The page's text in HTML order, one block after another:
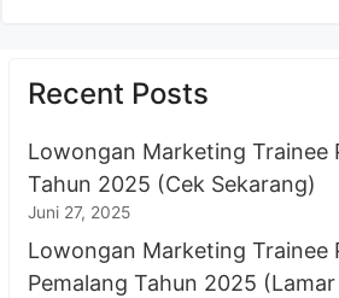
Recent Posts
Lowongan Marketing Trainee
Tahun 2025 (Cek Sekarang)
Juni 27, 2025
Lowongan Marketing Trainee
Pemalang Tahun 2025 (Lamar